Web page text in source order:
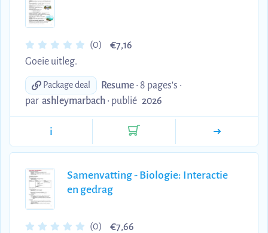
(0) €7,16
Goeie uitleg.
Package deal Resume • 8 pages's •
par ashleymarbach • publié 2026
i
Samenvatting - Biologie: Interactie
en gedrag
(0) €7,66